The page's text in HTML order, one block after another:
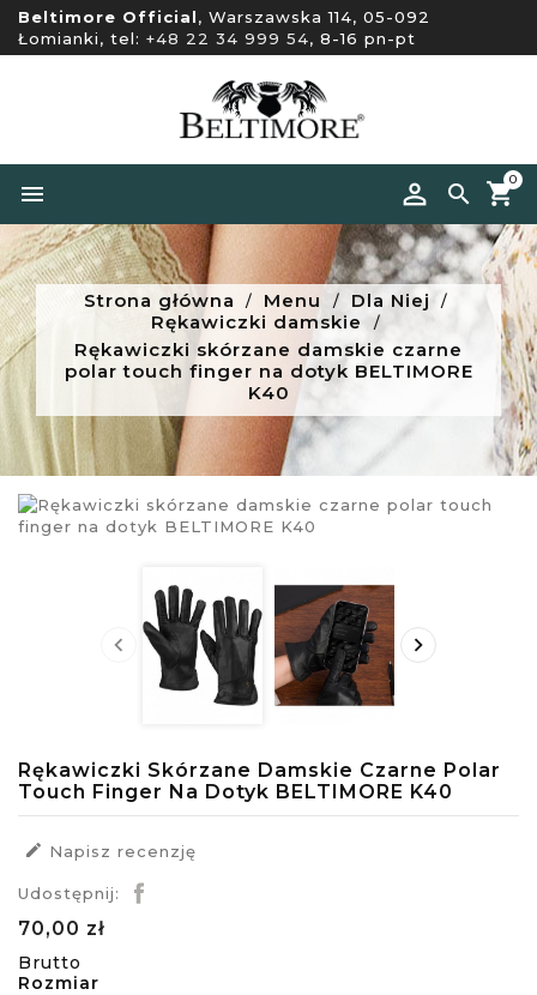
Beltimore Official, Warszawska 114, 05-092
Łomianki, tel: +48 22 34 999 54, 8-16 pn-pt


0
Strona główna Menu
Dla Niej
Rękawiczki damskie
Rękawiczki skórzane damskie czarne
polar touch finger na dotyk BELTIMORE
K40
 
Rękawiczki Skórzane Damskie Czarne Polar
Touch Finger Na Dotyk BELTIMORE K40
 Napisz recenzję
Udostępnij:
70,00 zł
Brutto
Rozmiar